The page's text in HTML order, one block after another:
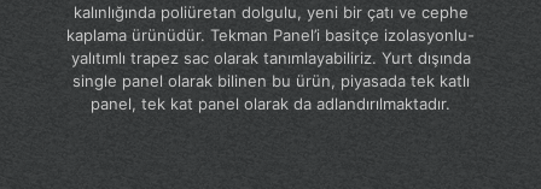
kalınlığında poliüretan dolgulu, yeni bir çatı ve cephe
kaplama ürünüdür. Tekman Panel’i basitçe izolasyonlu-
yalıtımlı trapez sac olarak tanımlayabiliriz. Yurt dışında
single panel olarak bilinen bu ürün, piyasada tek katlı
panel, tek kat panel olarak da adlandırılmaktadır.